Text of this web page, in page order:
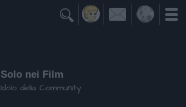

Solo nei Film
Idolo della Community